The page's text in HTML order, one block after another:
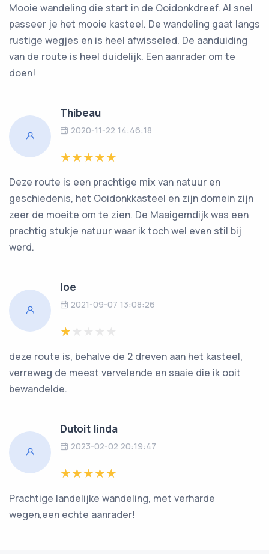
Mooie wandeling die start in de Ooidonkdreef. Al snel
passeer je het mooie kasteel. De wandeling gaat langs
rustige wegjes en is heel afwisseled. De aanduiding
van de route is heel duidelijk. Een aanrader om te
doen!
Thibeau
2020-11-22 14:46:18
Deze route is een prachtige mix van natuur en
geschiedenis, het Ooidonkkasteel en zijn domein zijn
zeer de moeite om te zien. De Maaigemdijk was een
prachtig stukje natuur waar ik toch wel even stil bij
werd.
loe
2021-09-07 13:08:26
deze route is, behalve de 2 dreven aan het kasteel,
verreweg de meest vervelende en saaie die ik ooit
bewandelde.
Dutoit linda
2023-02-02 20:19:47
Prachtige landelijke wandeling, met verharde
wegen,een echte aanrader!